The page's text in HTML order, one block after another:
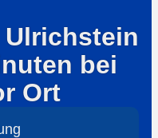
bei
Ort